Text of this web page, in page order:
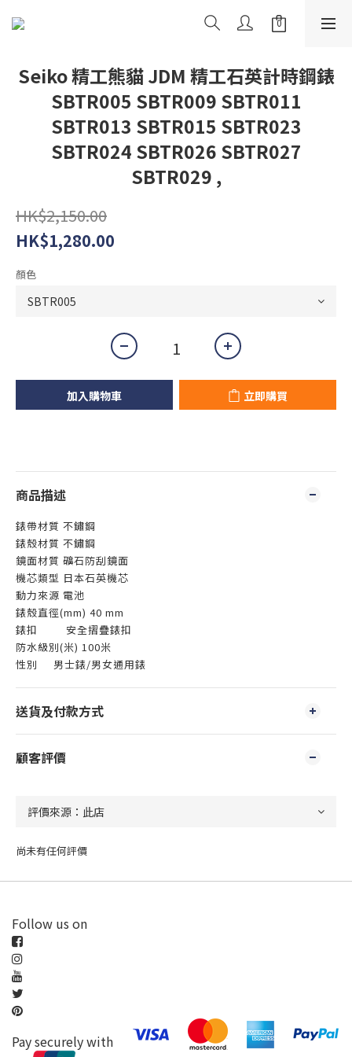
Seiko 精工熊貓 JDM 精工石英計時鋼錶
SBTR005 SBTR009 SBTR011
SBTR013 SBTR015 SBTR023
SBTR024 SBTR026 SBTR027
SBTR029 ,
HK$2,150.00
HK$1,280.00
顏色
加入購物車 立即購買
商品描述
錶帶材質 不鏽鋼
錶殼材質 不鏽鋼
鏡面材質 礦石防刮鏡面
機芯類型 日本石英機芯
動力來源 電池
錶殼直徑(mm) 40 mm
錶扣 安全摺疊錶扣
防水級別(米) 100米
性別
男士錶/男女通用錶
送貨及付款方式
顧客評價
尚未有任何評價
Follow us on
Pay securely with